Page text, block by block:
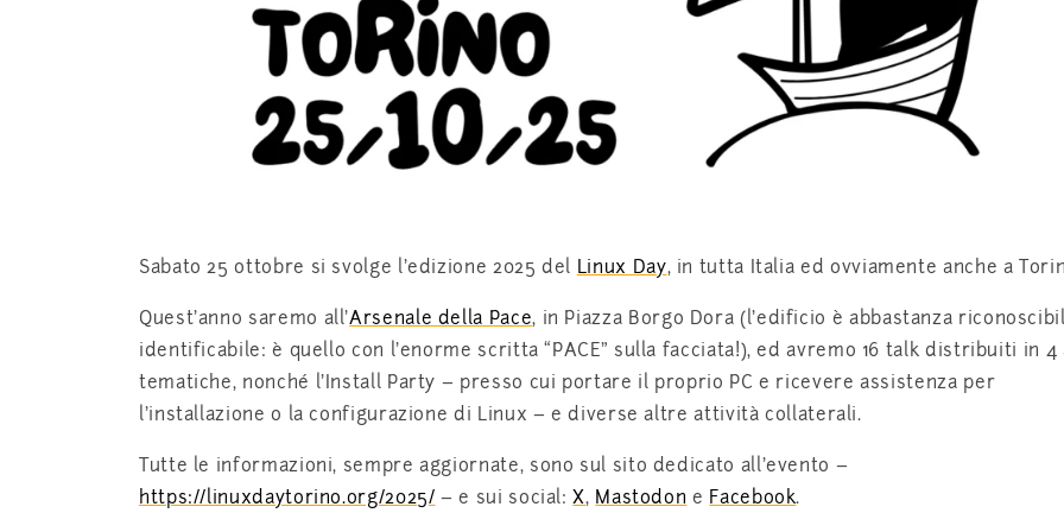
Sabato 25 ottobre si svolge l’edizione 2025 del Linux Day, in tutta Italia ed ovviamente anche a
Quest’anno saremo all’Arsenale della Pace, in Piazza Borgo Dora (l’edificio è abbastanza
identificabile: è quello con l’enorme scritta “PACE” sulla facciata!), ed avremo 16 talk distribuiti in 4
tematiche, nonché l’Install Party – presso cui portare il proprio PC e ricevere assistenza per
l’installazione o la configurazione di Linux – e diverse altre attività collaterali.
Tutte le informazioni, sempre aggiornate, sono sul sito dedicato all’evento –
https://linuxdaytorino.org/2025/ – e sui social:X, Mastodon e Facebook.